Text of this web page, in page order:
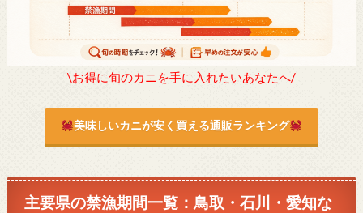
\お得に旬のカニを手に入れたいあなたへ/
美味しいカニが安く買える通販ランキング
主要県の禁漁期間一覧：鳥取・石川・愛知な